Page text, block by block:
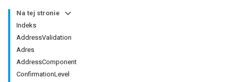
Na tej stronie
Indeks
AddressValidation
Adres
AddressComponent
ConfirmationLevel